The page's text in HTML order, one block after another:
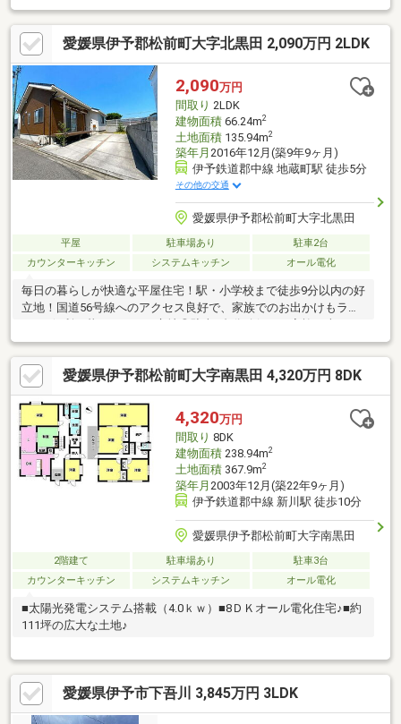
場にも最適♪
愛媛県伊予郡松前町大字北黒田 2,090万円 2LDK
2,090万円
間取り 2LDK
建物面積66.24m2
土地面積135.94m2
築年月 2016年12月(築9年9ヶ月)
伊予鉄道郡中線 地蔵町駅 徒歩5分
その他の交通
愛媛県伊予郡松前町大字北黒田
平屋 駐車場あり
駐車2台
カウンターキッチン
システムキッチン オール電化
毎日の暮らしが快適な平屋住宅！駅・小学校まで徒歩9分以内の好
立地！国道56号線へのアクセス良好で、家族でのお出かけもラク
持ちの方も安心♪
愛媛県伊予郡松前町大字南黒田 4,320万円 8DK
4,320万円
間取り 8DK
建物面積238.94m2
土地面積367.9m2
築年月 2003年12月(築22年9ヶ月)
伊予鉄道郡中線 新川駅 徒歩10分
愛媛県伊予郡松前町大字南黒田
2階建て 駐車場あり
駐車3台
カウンターキッチン
システムキッチン オール電化
■太陽光発電システム搭載（4.0ｋｗ）■8ＤＫオール電化住宅♪■約
111坪の広大な土地♪
愛媛県伊予市下吾川 3,845万円 3LDK